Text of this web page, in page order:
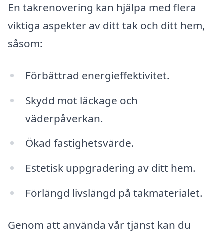
En takrenovering kan hjälpa med flera
viktiga aspekter av ditt tak och ditt hem,
såsom:
Förbättrad energieffektivitet.
Skydd mot läckage och
väderpåverkan.
Ökad fastighetsvärde.
Estetisk uppgradering av ditt hem.
Förlängd livslängd på takmaterialet.
Genom att använda vår tjänst kan du